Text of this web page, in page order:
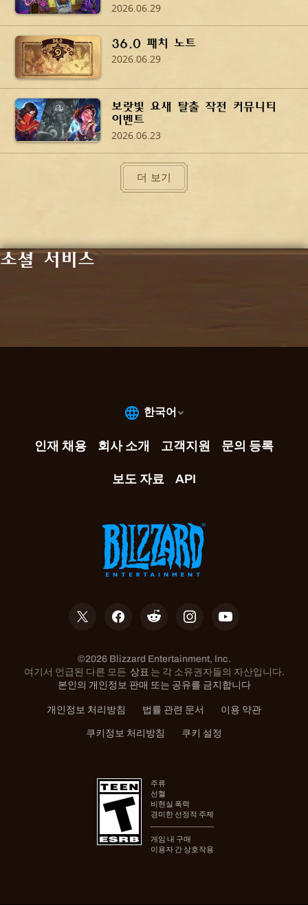
2026.06.29
36.0 패치 노트
2026.06.29
보랏빛 요새 탈출 작전 커뮤니티
이벤트
2026.06.23
더 보기
소셜 서비스